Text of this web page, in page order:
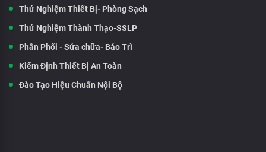
Thử Nghiệm Thiết Bị- Phòng Sạch
Thử Nghiệm Thành Thạo-SSLP
Phân Phối - Sửa chữa- Bảo Trì
Kiểm Định Thiết Bị An Toàn
Đào Tạo Hiệu Chuẩn Nội Bộ